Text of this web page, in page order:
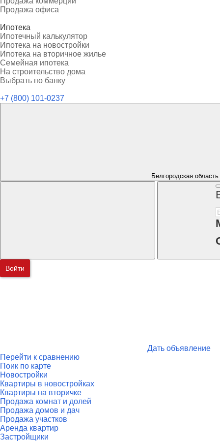
Продажа офиса
Ипотека
Ипотечный калькулятор
Ипотека на новостройки
Ипотека на вторичное жилье
Семейная ипотека
На строительство дома
Выбрать по банку
+7 (800) 101-0237
Белгородская область
Войти
Дать объявление
Перейти к сравнению
Поик по карте
Новостройки
Квартиры в новостройках
Квартиры на вторичке
Продажа комнат и долей
Продажа домов и дач
Продажа участков
Аренда квартир
Застройщики